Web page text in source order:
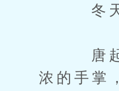
冬天衣
唐起云
浓的手掌